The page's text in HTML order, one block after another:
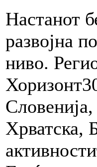
Настанот
развојна
ниво.